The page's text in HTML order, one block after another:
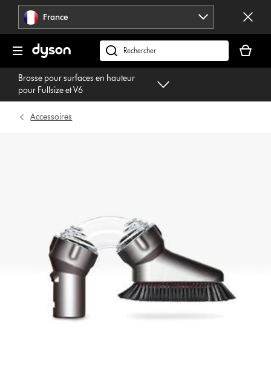
Sauter
pages
France
Rechercher
des
produits
panier
est
Brosse pour surfaces en hauteur
pour Fullsize et V6
Accessoires